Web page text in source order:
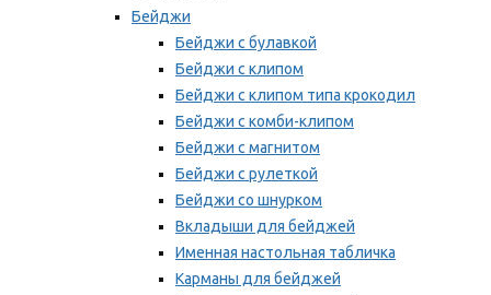
Бейджи
Бейджи с булавкой
Бейджи с клипом
Бейджи с клипом типа крокодил
Бейджи с комби-клипом
Бейджи с магнитом
Бейджи с рулеткой
Бейджи со шнурком
Вкладыши для бейджей
Именная настольная табличка
Карманы для бейджей